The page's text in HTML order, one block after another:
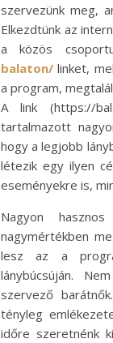
szervezünk meg,
Elkezdtünk az
a közös
balaton/ linket,
a program,
A link (https://
tartalmazott
hogy a legjobb
létezik egy ilyen
eseményekre is,
Nagyon
nagymértékben
lesz az a
lánybúcsúján.
szervező
tényleg
időre szeretnénk